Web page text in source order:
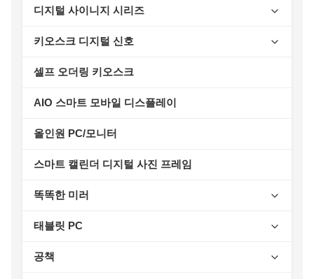
AI 레이블 인쇄 스케일
금전 등록기 시리즈
지능형 접근 제어 시리즈
산업용 태블릿 시리즈
디지털 사이니지 시리즈
천장에 장착된 디지털 사이니지 시리즈
세로형 디지털 사이니지 시리즈
야외 디지털 사이니지 시리즈
수평 디지털 사이니지 시리즈
데스크탑 디지털 사이니지 시리즈
피트니스 디지털 사이니지 시리즈
교육용 인터랙티브 화이트보드 시리즈
키오스크 디지털 신호
AIOT 스마트 디스플레이
벽걸이형 디스플레이
단독 표시
야외 광고 기계
교육 컨퍼런싱 AIO
셀프 오더링 키오스크
AIO 스마트 모바일 디스플레이
올인원 PC/모니터
스마트 캘린더 디지털 사진 프레임
똑똑한 미러
적합성 반사경
반사경을 구성하세요
태블릿 PC
키즈 태블릿
공책